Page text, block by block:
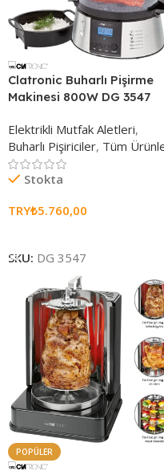
Clatronic Buharlı Pişirme
Makinesi 800W DG 3547
Elektrikli Mutfak Aletleri,
Buharlı Pişiriciler, Tüm
Stokta
TRY₺5.760,00
SKU: DG 3547
POPÜLER